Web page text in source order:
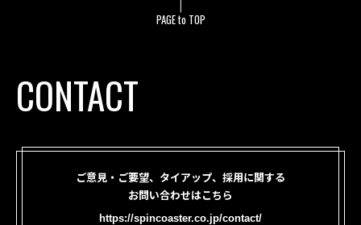
PAGE to TOP
CONTACT
ご意見・ご要望、タイアップ、採用に関する
お問い合わせはこちら
https://spincoaster.co.jp/contact/